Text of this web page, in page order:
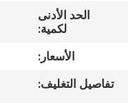
جولة
المصنع
الحد الأدنى
لكمية:
الأسعار:
تفاصيل التغليف: